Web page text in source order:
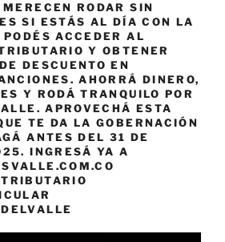
RODAR SIN
SI ESTÁS AL DÍA CON LA
ACCEDER AL
Y OBTENER
DESCUENTO EN
AHORRÁ DINERO,
Y RODÁ TRANQUILO POR
APROVECHÁ ESTA
TE DA LA GOBERNACIÓN
ANTES DEL 31 DE
INGRESÁ YA A